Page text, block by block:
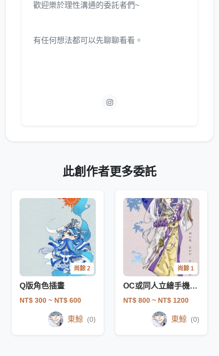
歡迎樂於理性溝通的委託者們~
有任何想法都可以先聊聊看看。
此創作者更多委託
尚餘 2
Q版角色插畫
NT$ 300 ~ NT$ 600
東鯨 (0)
尚餘 1
OC或同人立繪手機桌布（尺寸可以討論調整）
NT$ 800 ~ NT$ 1200
東鯨 (0)